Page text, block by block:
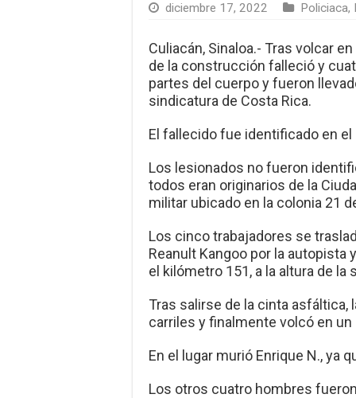
diciembre 17, 2022 Policiaca,
Culiacán, Sinaloa.- Tras volcar
de la construcción falleció y
partes del cuerpo y fueron
sindicatura de Costa Rica.
El fallecido fue identificado en
Los lesionados no fueron
todos eran originarios de la
militar ubicado en la colonia 21
Los cinco trabajadores se
Reanult Kangoo por la
el kilómetro 151, a la altura de la
Tras salirse de la cinta asfáltica,
carriles y finalmente volcó en un
En el lugar murió Enrique N., ya
Los otros cuatro hombres